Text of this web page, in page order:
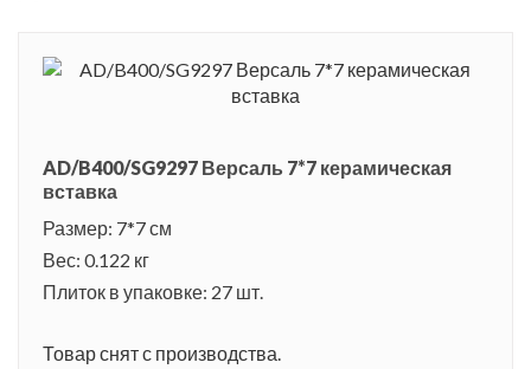
AD/B400/SG9297 Версаль 7*7 керамическая
вставка
Размер: 7*7 см
Вес: 0.122 кг
Плиток в упаковке: 27 шт.
Товар снят с производства.